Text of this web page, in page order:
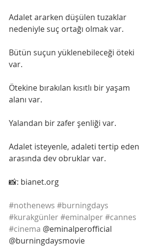
Adalet ararken düşülen tuzaklar
nedeniyle suç ortağı olmak var.
Bütün suçun yüklenebileceği öteki
var.
Ötekine bırakılan kısıtlı bir yaşam
alanı var.
Yalandan bir zafer şenliği var.
Adalet isteyenle, adaleti tertip eden
arasında dev obruklar var.
📸: bianet.org
#nothenews #burningdays
#kurakgünler#eminalper#cannes
#cinema @eminalperofficial
@burningdaysmovie